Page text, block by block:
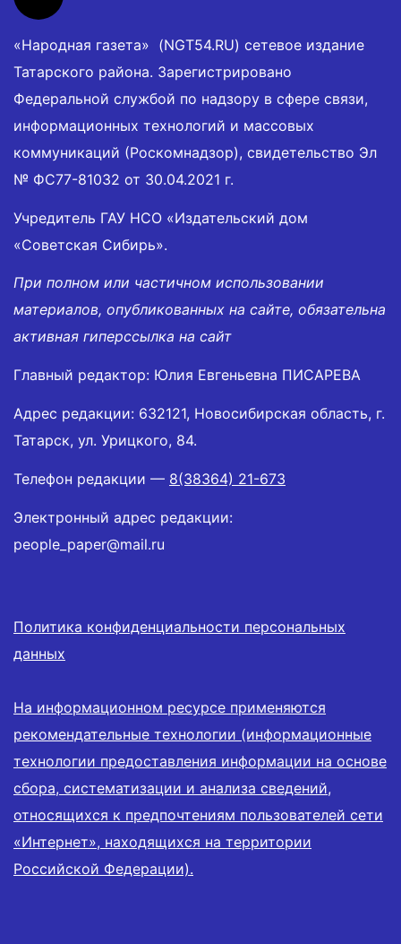
«Народная газета» (NGT54.RU) сетевое издание
Татарского района. Зарегистрировано
Федеральной службой по надзору в сфере связи,
информационных технологий и массовых
коммуникаций (Роскомнадзор), свидетельство Эл
№ ФС77-81032 от 30.04.2021 г.
Учредитель ГАУ НСО «Издательский дом
«Советская Сибирь».
При полном или частичном использовании
материалов, опубликованных на сайте, обязательна
активная гиперссылка на сайт
Главный редактор: Юлия Евгеньевна ПИСАРЕВА
Адрес редакции: 632121, Новосибирская область, г.
Татарск, ул. Урицкого, 84.
Телефон редакции — 8(38364) 21-673
Электронный адрес редакции:
people_paper@mail.ru
Политика конфиденциальности персональных
данных
На информационном ресурсе применяются
рекомендательные технологии (информационные
технологии предоставления информации на основе
сбора, систематизации и анализа сведений,
относящихся к предпочтениям пользователей сети
«Интернет», находящихся на территории
Российской Федерации).